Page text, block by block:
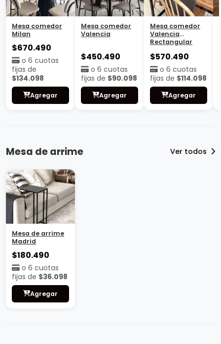
Mesa comedor
Milan
$670.490
o 6 cuotas
fijas de
$134.098
Agregar
Mesa comedor
Valencia
$450.490
o 6 cuotas
fijas de $90.098
Agregar
Mesa comedor
Valencia
Rectangular
$570.490
o 6 cuotas
fijas de $114.098
Agregar
Mesa de arrime Ver todos
Mesa de arrime
Madrid
$180.490
o 6 cuotas
fijas de $36.098
Agregar